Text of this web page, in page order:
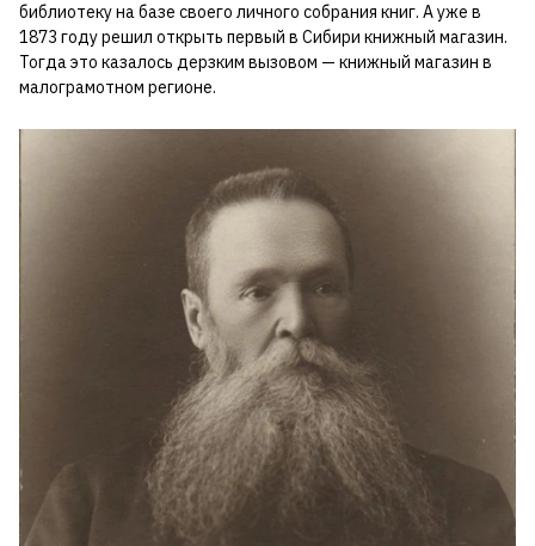
библиотеку на базе своего личного собрания книг. А уже в
1873 году решил открыть первый в Сибири книжный магазин.
Тогда это казалось дерзким вызовом — книжный магазин в
малограмотном регионе.